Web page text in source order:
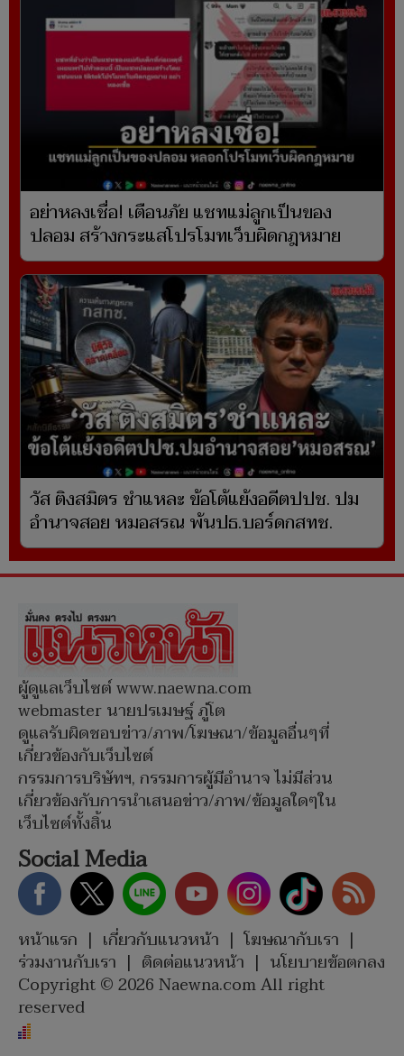
อย่าหลงเชื่อ! เตือนภัย แชทแม่ลูกเป็นของ
ปลอม สร้างกระแสโปรโมทเว็บผิดกฎหมาย
วัส ติงสมิตร ชำแหละ ข้อโต้แย้งอดีตปปช. ปม
อำนาจสอย หมอสรณ พ้นปธ.บอร์ดกสทช.
ผู้ดูแลเว็บไซต์ www.naewna.com
webmaster นายปรเมษฐ์ ภู่โต
ดูแลรับผิดชอบข่าว/ภาพ/โฆษณา/ข้อมูลอื่นๆที่
เกี่ยวข้องกับเว็บไซต์
กรรมการบริษัทฯ, กรรมการผู้มีอำนาจ ไม่มีส่วน
เกี่ยวข้องกับการนำเสนอข่าว/ภาพ/ข้อมูลใดๆใน
เว็บไซต์ทั้งสิ้น
Social Media
หน้าแรก | เกี่ยวกับแนวหน้า | โฆษณากับเรา |
ร่วมงานกับเรา | ติดต่อแนวหน้า | นโยบายข้อตกลง
Copyright © 2026 Naewna.com All right
reserved